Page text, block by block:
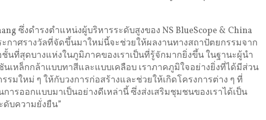
ซึ่งดำรงตำแหน่งผู้บริหารระดับสูงของ NS BlueScope & China
ะกาศรางวัลที่จัดขึ้นมาใหม่นี้จะช่วยให้ผลงานทางสถาปัตยกรรมจาก
ชั้นที่สุดบางแห่งในภูมิภาคของเราเป็นที่รู้จักมากยิ่งขึ้น ในฐานะผู้นำ
นเหล็กกล้าแบบทาสีและแบบเคลือบ เราภาคภูมิใจอย่างยิ่งที่ได้มีส่วน
มใหม่ ๆ ให้กับวงการก่อสร้างและช่วยให้เกิดโครงการต่าง ๆ ที่
ารออกแบบมาเป็นอย่างดีเหล่านี้ ซึ่งส่งเสริมชุมชนของเราได้เป็น
บความยั่งยืน”